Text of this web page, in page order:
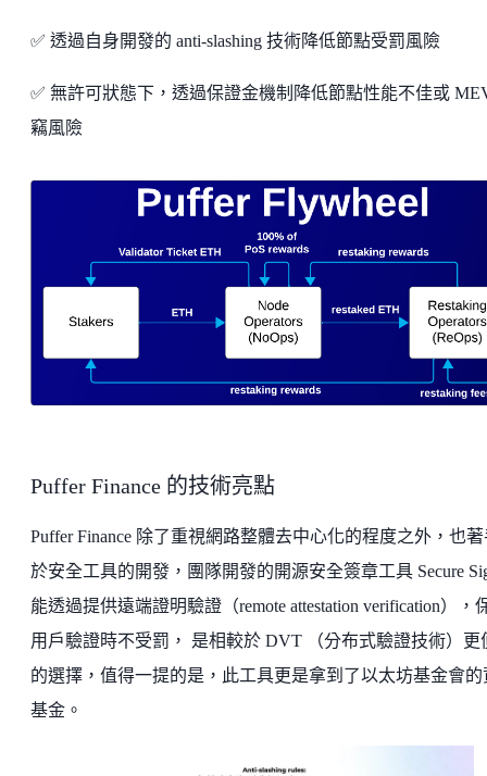
✅ 透過自身開發的 anti-slashing 技術降低節點受罰風險
✅ 無許可狀態下，透過保證金機制降低節點性能不佳或
竊風險
Puffer Finance 的技術亮點
Puffer Finance 除了重視網路整體去中心化的程度之外，也
於安全工具的開發，團隊開發的開源安全簽章工具 Secure
能透過提供遠端證明驗證（remote attestation verification），
用戶驗證時不受罰， 是相較於 DVT （分布式驗證技術）更
的選擇，值得一提的是，此工具更是拿到了以太坊基金會的
基金。